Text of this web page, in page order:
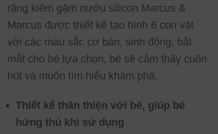
răng kiêm gặm nướu silicon Marcus &
Marcus được thiết kế tạo hình 6 con vật
với các màu sắc cơ bản, sinh động, bắt
mắt cho bé lựa chọn, bé sẽ cảm thấy cuốn
hút và muốn tìm hiểu khám phá.
Thiết kế thân thiện với bé, giúp bé
hứng thú khi sử dụng